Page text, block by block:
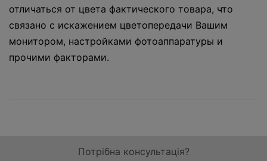
отличаться от цвета фактического товара, что
связано с искажением цветопередачи Вашим
монитором, настройками фотоаппаратуры и
прочими факторами.
Потрібна консультація?